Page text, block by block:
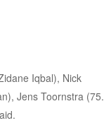
Iqbal), Nick
Jens Toornstra (75.